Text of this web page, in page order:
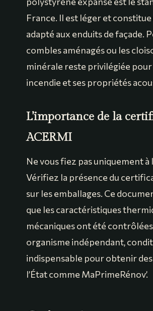
France. Il est léger et
adapté aux enduits de façade.
combles aménagés ou les
minérale reste privilégiée pour
incendie et ses propriétés
L’importance de la
ACERMI
Ne vous fiez pas uniquement à
Vérifiez la présence du
sur les emballages. Ce
que les caractéristiques
mécaniques ont été
organisme indépendant,
indispensable pour obtenir des
l’État comme MaPrimeRénov’.